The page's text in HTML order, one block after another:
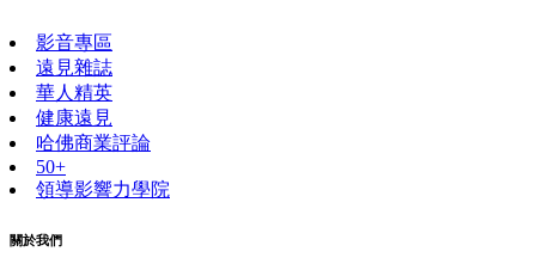
影音專區
遠見雜誌
華人精英
健康遠見
哈佛商業評論
50+
領導影響力學院
關於我們